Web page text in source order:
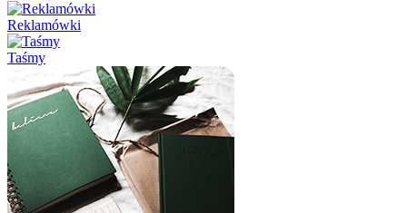
Reklamówki
Taśmy